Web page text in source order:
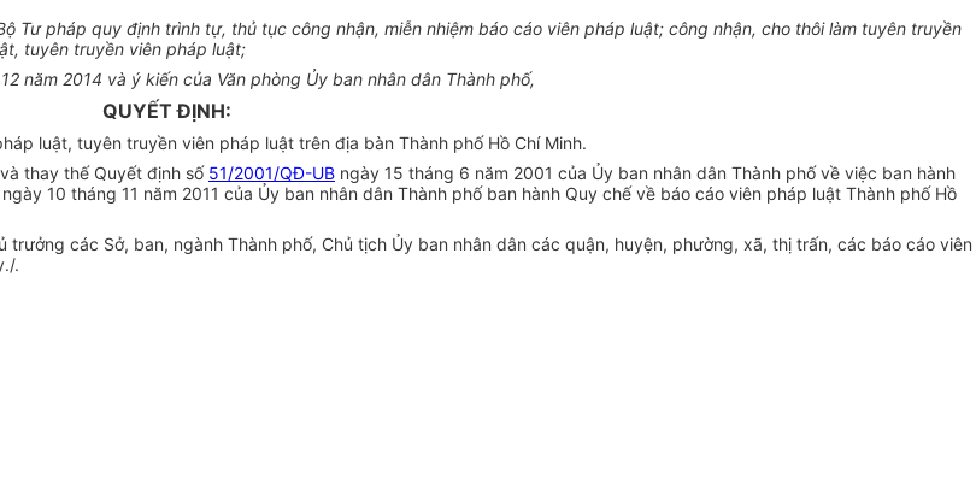
Tư pháp quy định trình tự, thủ tục công nhận, miễn nhiệm báo cáo viên pháp luật; công nhận, cho thôi làm tuyên truyền
tuyên truyền viên pháp luật;
năm 2014 và ý kiến của Văn phòng Ủy ban nhân dân Thành phố,
QUYẾT ĐỊNH:
luật, tuyên truyền viên pháp luật trên địa bàn Thành phố Hồ Chí Minh.
thay thế Quyết định số 51/2001/QĐ-UB ngày 15 tháng 6 năm 2001 của Ủy ban nhân dân Thành phố về việc ban hành
ngày 10 tháng 11 năm 2011 của Ủy ban nhân dân Thành phố ban hành Quy chế về báo cáo viên pháp luật Thành phố Hồ
trưởng các Sở, ban, ngành Thành phố, Chủ tịch Ủy ban nhân dân các quận, huyện, phường, xã, thị trấn, các báo cáo viên
.